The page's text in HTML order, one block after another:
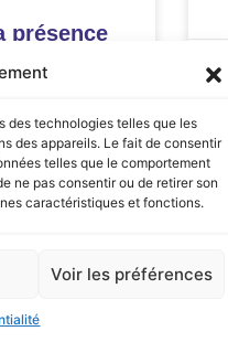
des technologies telles que les
des appareils. Le fait de consentir
telles que le comportement
ne pas consentir ou de retirer son
caractéristiques et fonctions.
Voir les préférences
présence